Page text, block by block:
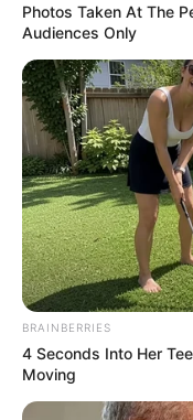
Categories
All
Ein
Photos Taken At The
Audiences Only
BRAINBERRIES
4 Seconds Into Her
Moving